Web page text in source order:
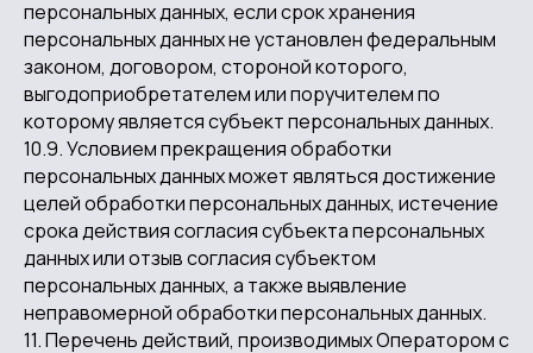
персональных данных, если срок хранения
персональных данных не установлен федеральным
законом, договором, стороной которого,
выгодоприобретателем или поручителем по
которому является субъект персональных данных.
10.9. Условием прекращения обработки
персональных данных может являться достижение
целей обработки персональных данных, истечение
срока действия согласия субъекта персональных
данных или отзыв согласия субъектом
персональных данных, а также выявление
неправомерной обработки персональных данных.
11. Перечень действий, производимых Оператором с